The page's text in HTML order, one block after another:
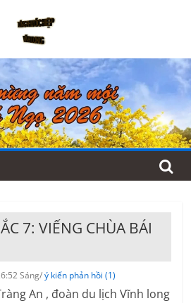
7: VIẾNG CHÙA BÁI
Sáng/ý kiến phản hồi (1)
An , đoàn du lịch Vĩnh long